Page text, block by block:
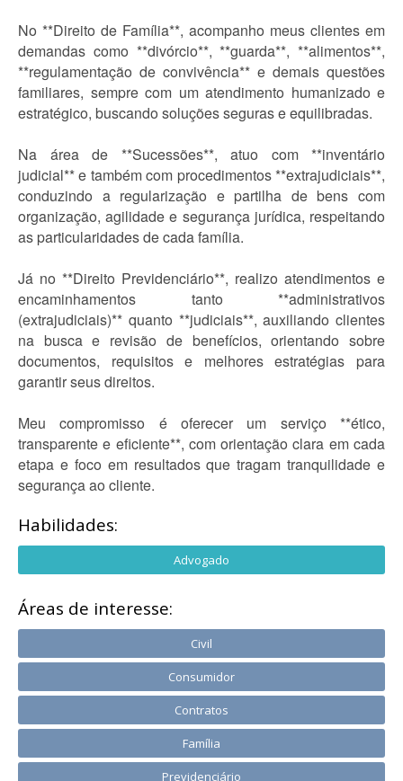
No **Direito de Família**, acompanho meus clientes em
demandas como **divórcio**, **guarda**, **alimentos**,
**regulamentação de convivência** e demais questões
familiares, sempre com um atendimento humanizado e
estratégico, buscando soluções seguras e equilibradas.
Na área de **Sucessões**, atuo com **inventário
judicial** e também com procedimentos **extrajudiciais**,
conduzindo a regularização e partilha de bens com
organização, agilidade e segurança jurídica, respeitando
as particularidades de cada família.
Já no **Direito Previdenciário**, realizo atendimentos e
encaminhamentos tanto **administrativos
(extrajudiciais)** quanto **judiciais**, auxiliando clientes
na busca e revisão de benefícios, orientando sobre
documentos, requisitos e melhores estratégias para
garantir seus direitos.
Meu compromisso é oferecer um serviço **ético,
transparente e eficiente**, com orientação clara em cada
etapa e foco em resultados que tragam tranquilidade e
segurança ao cliente.
Habilidades:
Advogado
Áreas de interesse:
Civil
Consumidor
Contratos
Família
Previdenciário